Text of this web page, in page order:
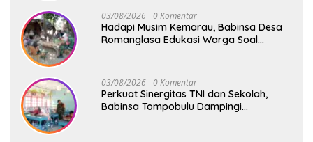
03/08/2026 0 Komentar
Hadapi Musim Kemarau, Babinsa Desa
Romanglasa Edukasi Warga Soal
03/08/2026 0 Komentar
Perkuat Sinergitas TNI dan Sekolah,
Babinsa Tompobulu Dampingi